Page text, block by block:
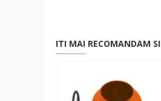
ITI MAI RECOMANDAM SI